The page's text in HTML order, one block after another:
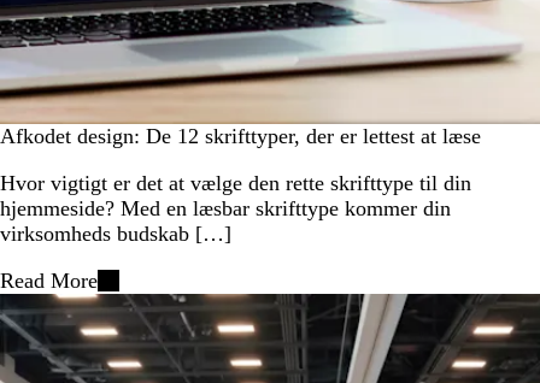
Afkodet design: De 12 skrifttyper, der er lettest at læse
Hvor vigtigt er det at vælge den rette skrifttype til din
hjemmeside? Med en læsbar skrifttype kommer din
virksomheds budskab […]
Read More